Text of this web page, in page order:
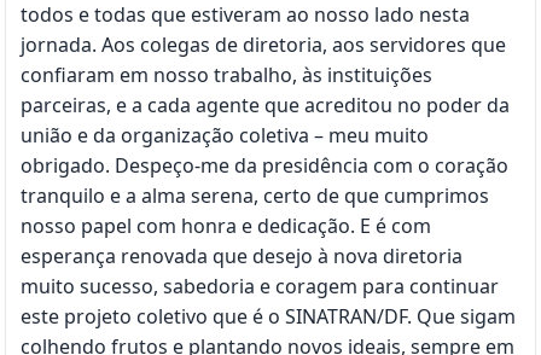
todos e todas que estiveram ao nosso lado nesta
jornada. Aos colegas de diretoria, aos servidores que
confiaram em nosso trabalho, às instituições
parceiras, e a cada agente que acreditou no poder da
união e da organização coletiva – meu muito
obrigado. Despeço-me da presidência com o coração
tranquilo e a alma serena, certo de que cumprimos
nosso papel com honra e dedicação. E é com
esperança renovada que desejo à nova diretoria
muito sucesso, sabedoria e coragem para continuar
este projeto coletivo que é o SINATRAN/DF. Que sigam
colhendo frutos e plantando novos ideais, sempre em